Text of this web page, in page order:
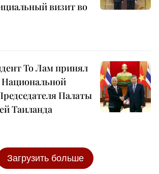
визит во
То Лам принял
Национальной
Палаты
Таиланда
Загрузить больше